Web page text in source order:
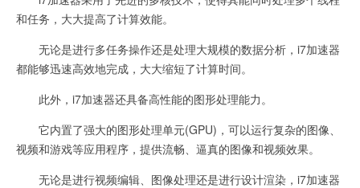
和任务，大大提高了计算效能。
无论是进行多任务操作还是处理大规模的数据分析，i7加速器
都能够迅速高效地完成，大大缩短了计算时间。
此外，i7加速器还具备高性能的图形处理能力。
它内置了强大的图形处理单元(GPU)，可以运行复杂的图像、
视频和游戏等应用程序，提供流畅、逼真的图像和视频效果。
无论是进行视频编辑、图像处理还是进行设计渲染，i7加速器